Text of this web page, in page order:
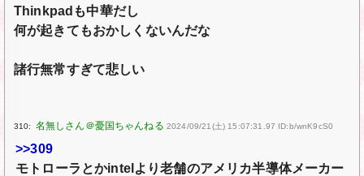
Thinkpadも中華だし
何が起きてもおかしくないんだな
諸行無常すぎて悲しい
310: 2024/09/21(土) 15:07:31.97 ID:b/wnK9cS0
>>309
モトローラとかintelより老舗のアメリカ半導体メーカー